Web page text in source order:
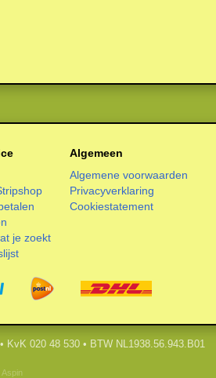
je zoekt
Algemeen
Algemene voorwaarden
Privacyverklaring
Cookiestatement
020 48 530 • BTW NL1938.56.943.B01
Aspin